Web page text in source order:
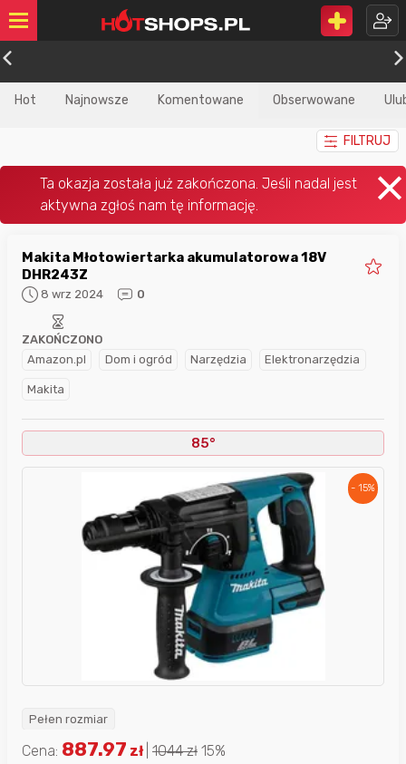
Hot Najnowsze Komentowane Obserwowane
FILTRUJ
Makita Młotowiertarka akumulatorowa 18V
DHR243Z
8 wrz 2024 0
Amazon.pl Dom i ogród Narzędzia Elektronarzędzia
Makita
ZAKOŃCZONO
85°
- 15%
Pełen rozmiar
Cena: 887.97 zł 1044zł 15%